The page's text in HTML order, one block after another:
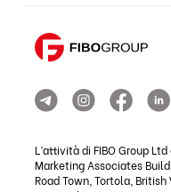
L’attività di FIBO Group
Marketing Associates
Road Town, Tortola,